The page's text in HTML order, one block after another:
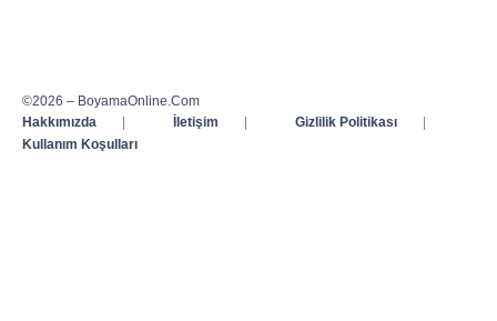
©2026 – BoyamaOnline.Com
Hakkımızda
| İletişim | Gizlilik Politikası
|
Kullanım Koşulları